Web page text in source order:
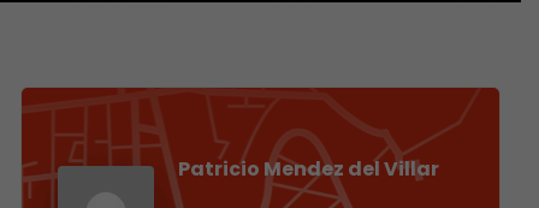
Patricio Mendez del Villar